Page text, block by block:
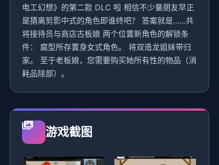
电工幻想》的第二款 DLC 啦 相信不少量朋友早正
是猜离剪影中式的角色即谁终吧？ 答案就是……共
将接待员与商店古板娘 两个位置新角色的解锁条
件： 腐型所存置身女式角色。 将双造龙姐妹带归
家。 至于老板娘，您需要购买她所有性的物品（消
耗品除部）。
游戏截图